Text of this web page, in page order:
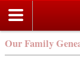
Our Family